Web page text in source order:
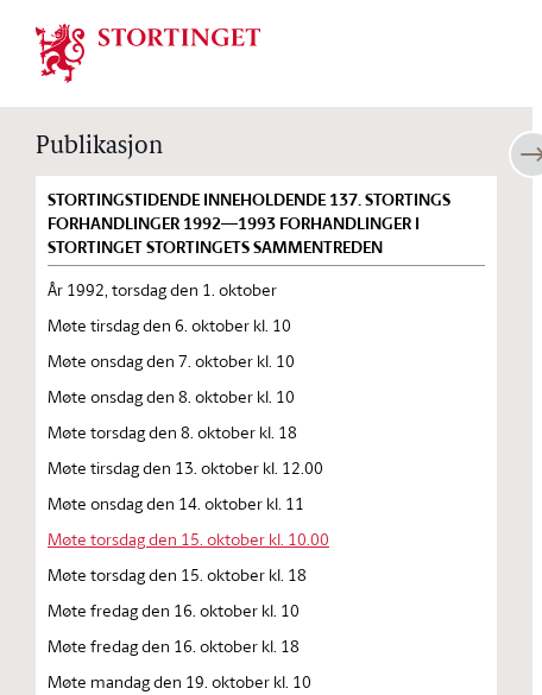
Stortinget.no
Publikasjon
STORTINGSTIDENDE INNEHOLDENDE 137. STORTINGS
FORHANDLINGER 1992—1993 FORHANDLINGER I
STORTINGET STORTINGETS SAMMENTREDEN
År 1992, torsdag den 1. oktober
Møte tirsdag den 6. oktober kl. 10
Møte onsdag den 7. oktober kl. 10
Møte onsdag den 8. oktober kl. 10
Møte torsdag den 8. oktober kl. 18
Møte tirsdag den 13. oktober kl. 12.00
Møte onsdag den 14. oktober kl. 11
Møte torsdag den 15. oktober kl. 10.00
Møte torsdag den 15. oktober kl. 18
Møte fredag den 16. oktober kl. 10
Møte fredag den 16. oktober kl. 18
Møte mandag den 19. oktober kl. 10